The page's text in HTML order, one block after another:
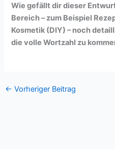
Wie gefällt dir dieser
Bereich – zum Beispiel
Kosmetik (DIY) – noch
die volle Wortzahl zu
← Vorheriger Beitrag